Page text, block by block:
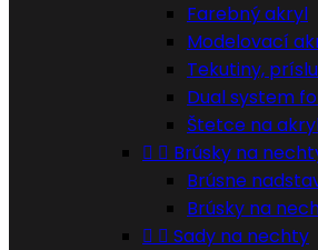
Farebný akryl
Modelovací
Tekutiny,
Dual system
Štetce na
  Brúsky na
Brúsne
Brúsky na
  Sady na nechty